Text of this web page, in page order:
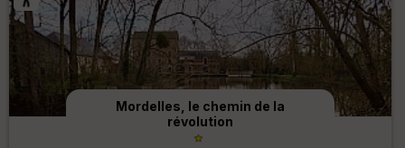
Mordelles, le chemin de la
révolution